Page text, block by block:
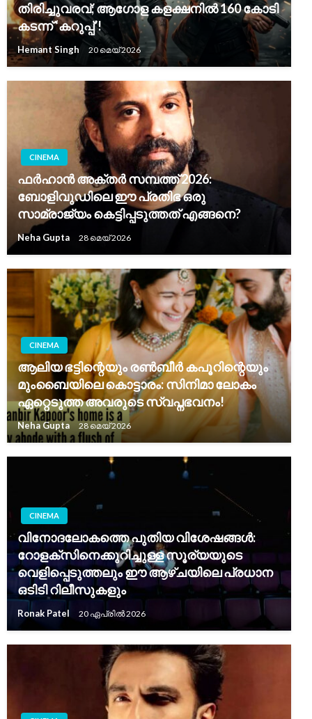
തിരിച്ചുവരവ്; ആഗോള കളക്ഷനിൽ 160 കോടി
കടന്ന് ‘കറുപ്പ്’!
Hemant Singh 20 മെയ്‌ 2026
CINEMA
ഫർഹാൻ അക്തർ സമ്പത്ത് 2026:
ബോളിവുഡിലെ ഈ പ്രതിഭ ഒരു
സാമ്രാജ്യം കെട്ടിപ്പടുത്തത് എങ്ങനെ?
Neha Gupta 28 മെയ്‌ 2026
CINEMA
ആലിയ ഭട്ടിന്റെയും രൺബീർ കപൂറിന്റെയും
മുംബൈയിലെ കൊട്ടാരം: സിനിമാ ലോകം
ഏറ്റെടുത്ത അവരുടെ സ്വപ്നഭവനം!
Neha Gupta 28 മെയ്‌ 2026
CINEMA
വിനോദലോകത്തെ പുതിയ വിശേഷങ്ങൾ:
റോളക്സിനെക്കുറിച്ചുള്ള സൂര്യയുടെ
വെളിപ്പെടുത്തലും ഈ ആഴ്‌ചയിലെ പ്രധാന
ഒടിടി റിലീസുകളും
Ronak Patel 20 ഏപ്രിൽ 2026